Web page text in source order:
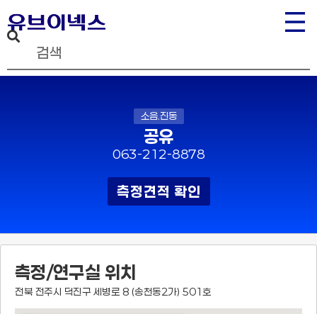
소음.진동
공유
063-212-8878
측정견적 확인
측정/연구실 위치
전북 전주시 덕진구 세병로 8 (송천동2가) 501호